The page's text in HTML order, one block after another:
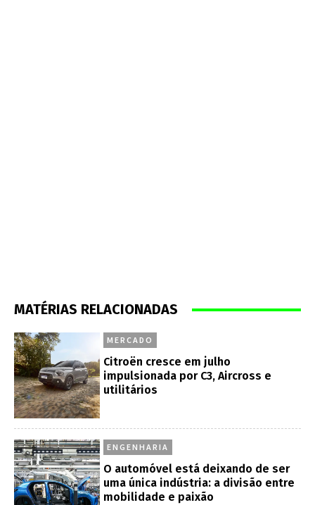
MATÉRIAS RELACIONADAS
MERCADO
Citroën cresce em julho
impulsionada por C3, Aircross e
utilitários
ENGENHARIA
O automóvel está deixando de ser
uma única indústria: a divisão entre
mobilidade e paixão